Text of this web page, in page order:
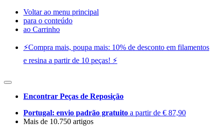
Voltar ao menu principal
para o conteúdo
ao Carrinho
⚡️Compra mais, poupa mais: 10% de desconto em filamentos
e resina a partir de 10 peças! ⚡️
Encontrar Peças de Reposição
Portugal: envio padrão gratuito a partir de € 87,90
Mais de 10.750 artigos